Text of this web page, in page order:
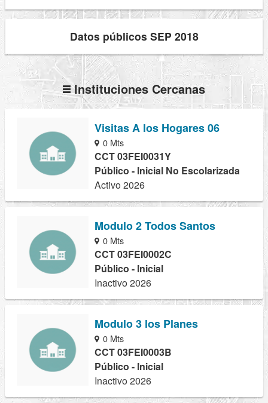
Datos públicos SEP 2018
Instituciones Cercanas
Visitas A los Hogares 06
0 Mts
CCT 03FEI0031Y
Público - Inicial No Escolarizada
Activo 2026
Modulo 2 Todos Santos
0 Mts
CCT 03FEI0002C
Público - Inicial
Inactivo 2026
Modulo 3 los Planes
0 Mts
CCT 03FEI0003B
Público - Inicial
Inactivo 2026